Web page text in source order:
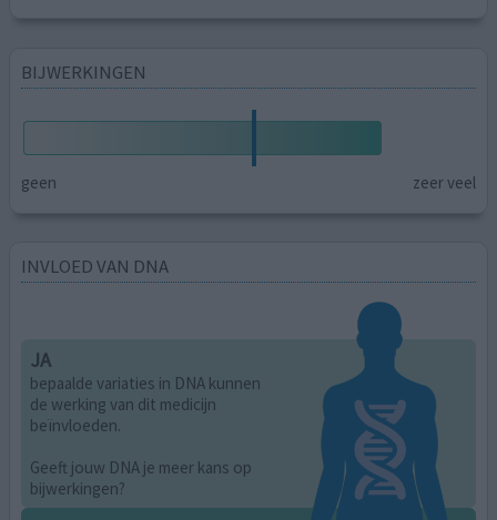
BIJWERKINGEN
geen zeer veel
INVLOED VAN DNA
JA
bepaalde variaties in DNA kunnen
de werking van dit medicijn
beïnvloeden.
Geeft jouw DNA je meer kans op
bijwerkingen?